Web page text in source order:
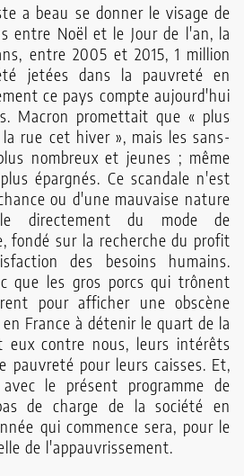
a beau se donner le visage de
entre Noël et le Jour de l'an, la
entre 2005 et 2015, 1 million
jetées dans la pauvreté en
ce pays compte aujourd'hui
Macron pro­mettait que « plus
rue cet hiver », mais les sans-
nombreux et jeunes ; même
épargnés. Ce scandale n'est
ou d'une mau­vaise nature
directement du mode de
fondé sur la recherche du profit
des besoins humains.
que les gros porcs qui trônent
pour afficher une obscène
France à détenir le quart de la
eux contre nous, leurs intérêts
pauvreté pour leurs caisses. Et,
le présent programme de
de charge de la société en
qui commence sera, pour le
de l'appauvrissement.